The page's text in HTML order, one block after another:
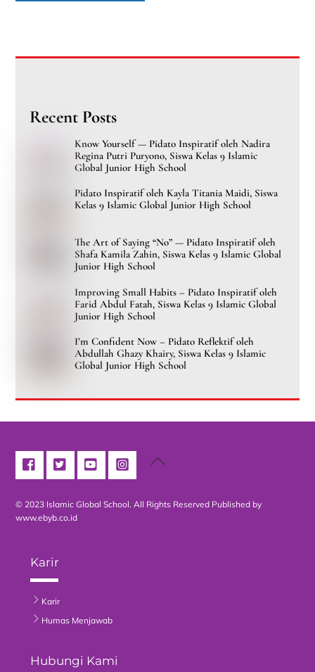
Recent Posts
Know Yourself — Pidato Inspiratif oleh Nadira
Regina Putri Puryono, Siswa Kelas 9 Islamic
Global Junior High School
Pidato Inspiratif oleh Kayla Titania Maidi, Siswa
Kelas 9 Islamic Global Junior High School
The Art of Saying “No” — Pidato Inspiratif oleh
Shafa Kamila Zahin, Siswa Kelas 9 Islamic Global
Junior High School
Improving Small Habits – Pidato Inspiratif oleh
Farid Abdul Fatah, Siswa Kelas 9 Islamic Global
Junior High School
I’m Confident Now – Pidato Reflektif oleh
Abdullah Ghazy Khairy, Siswa Kelas 9 Islamic
Global Junior High School
Back
© 2023 Islamic Global School. All Rights Reserved Published by
www.ebyb.co.id
Karir
Karir
Humas Menjawab
Hubungi Kami